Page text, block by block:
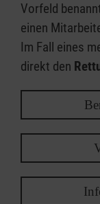
Vorfeld
einen
Im Fall eines
direkt den